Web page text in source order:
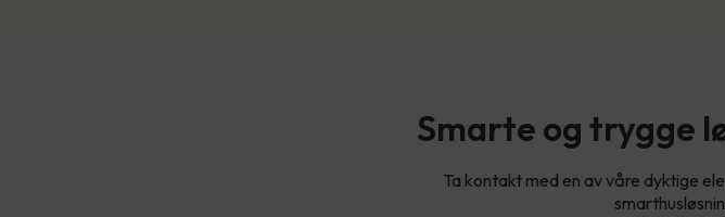
Smarte og trygge
Ta kontakt med en av våre dyktige